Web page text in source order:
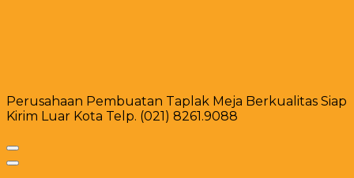
Perusahaan Pembuatan Taplak Meja Berkualitas Siap
Kirim Luar Kota Telp. (021) 8261.9088